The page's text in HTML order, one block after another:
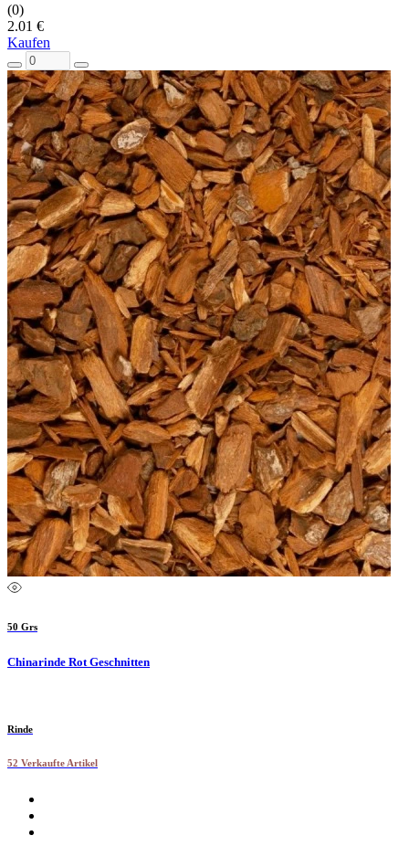
(0)
2.01 €
Kaufen
50 Grs
Chinarinde Rot Geschnitten
Rinde
52 Verkaufte Artikel